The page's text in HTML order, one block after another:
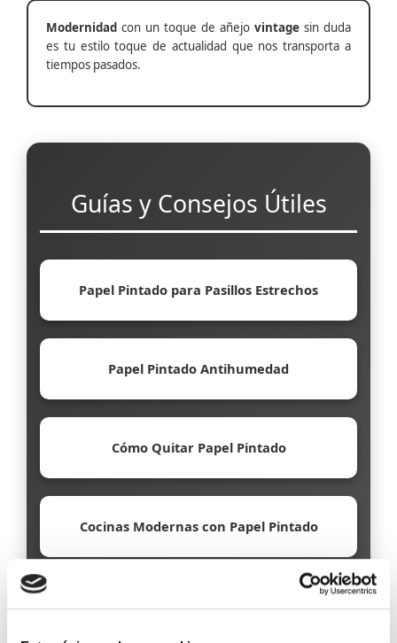
Modernidad con un toque de añejo vintage sin duda
es tu estilo toque de actualidad que nos transporta a
tiempos pasados.
Guías y Consejos Útiles
Papel Pintado para Pasillos Estrechos
Papel Pintado Antihumedad
Cómo Quitar Papel Pintado
Cocinas Modernas con Papel Pintado
Papel Pintado Ecológico